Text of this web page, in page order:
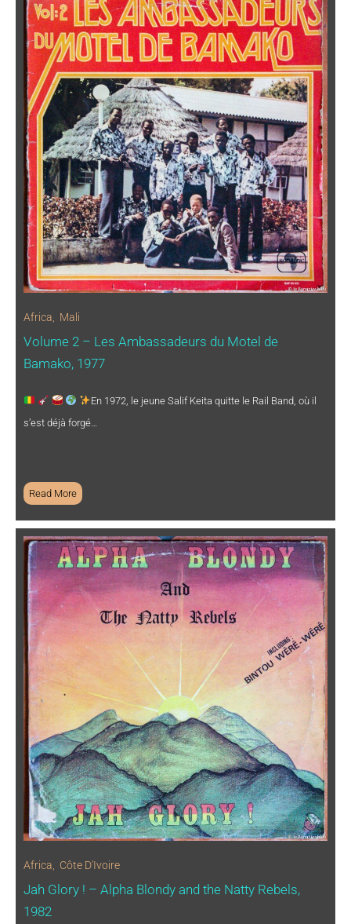
Africa Mali
Volume 2 – Les Ambassadeurs du Motel de
Bamako, 1977
En 1972, le jeune Salif Keita quitte le Rail Band, où il
s’est déjà forgé…
Read More
Africa Côte D'Ivoire
Jah Glory ! – Alpha Blondy and the Natty Rebels,
1982